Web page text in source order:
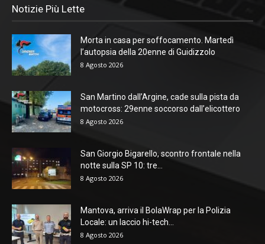
Notizie Più Lette
Morta in casa per soffocamento. Martedì
l’autopsia della 20enne di Guidizzolo
8 Agosto 2026
San Martino dall’Argine, cade sulla pista da
motocross: 29enne soccorso dall’elicottero
8 Agosto 2026
San Giorgio Bigarello, scontro frontale nella
notte sulla SP 10: tre...
8 Agosto 2026
Mantova, arriva il BolaWrap per la Polizia
Locale: un laccio hi-tech...
8 Agosto 2026